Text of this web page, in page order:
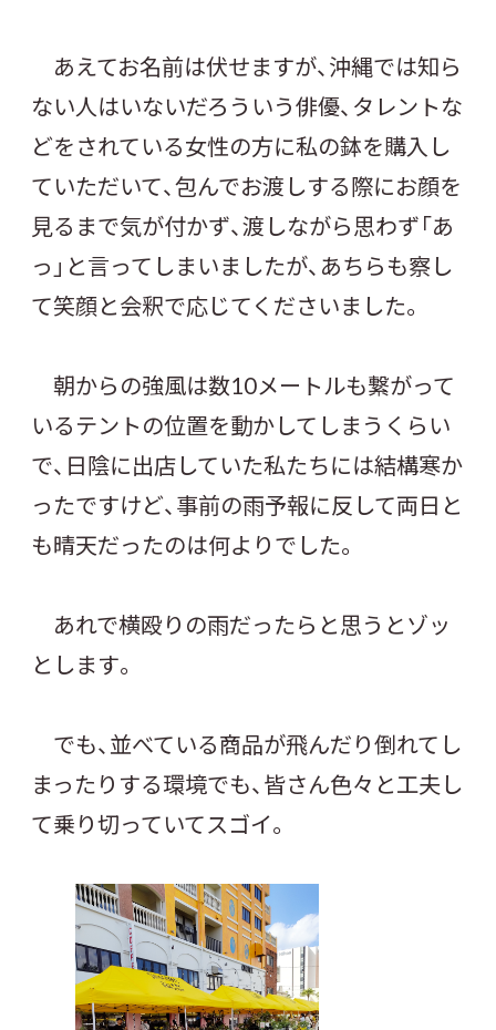
あえてお名前は伏せますが、沖縄では知ら
ない人はいないだろういう俳優、タレントな
どをされている女性の方に私の鉢を購入し
ていただいて、包んでお渡しする際にお顔を
見るまで気が付かず、渡しながら思わず「あ
っ」と言ってしまいましたが、あちらも察し
て笑顔と会釈で応じてくださいました。
朝からの強風は数10メートルも繋がって
いるテントの位置を動かしてしまうくらい
で、日陰に出店していた私たちには結構寒か
ったですけど、事前の雨予報に反して両日と
も晴天だったのは何よりでした。
あれで横殴りの雨だったらと思うとゾッ
とします。
でも、並べている商品が飛んだり倒れてし
まったりする環境でも、皆さん色々と工夫し
て乗り切っていてスゴイ。